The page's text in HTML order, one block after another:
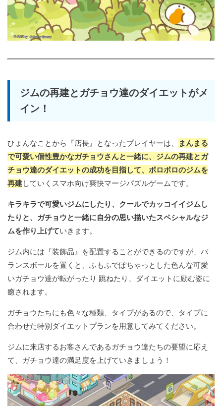
ジムの再建とガチョウ達のダイエットがメ
イン！
ひょんなことから『店長』となったプレイヤーは、
まんまる
で可愛い個性豊かなガチョウさんと一緒に、ジムの再建とガ
チョウ達のダイエットの成功を目指して、ボロボロのジムを
再建していくスマホ向け爽快マージパズルゲームです。
キラキラで可愛いジムにしたり、クールでカッコイイジムし
たりと、ガチョウと一緒に自分の思い描いたスペシャルなジ
ムを作り上げていきます。
ジム内には『装飾品』を配置することができるのですが、バ
ランスボールを置くと、ふもふでぽちゃっとした色んな可愛
いガチョウ達が転がったり 跳ねたり、ダイエットに励む姿に
癒されます。
ガチョウたちにも色々な種類、タイプがあるので、タイプに
合わせた特別ダイエットプランを用意してみてください。
ジムに来店するお客さんであるガチョウ達たちの要望に応え
て、ガチョウ達の満足度を上げていきましょう！